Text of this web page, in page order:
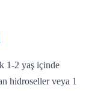
1-2 yaş içinde
hidroseller veya 1